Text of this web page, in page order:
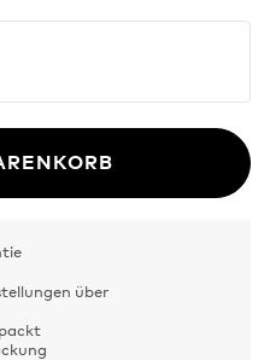
über